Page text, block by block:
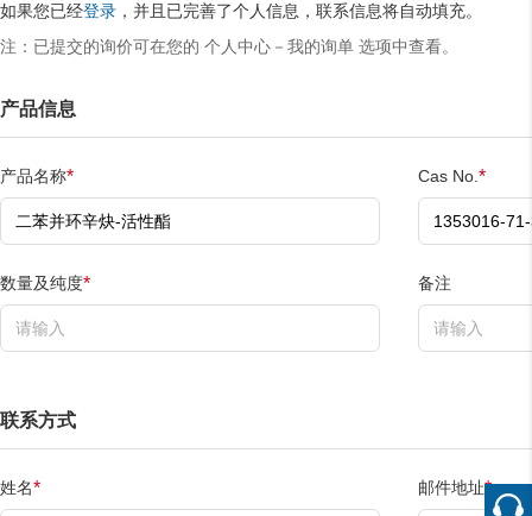
如果您已经登录 ，并且已完善了个人信息，联系信息将自动填充。
注：已提交的询价可在您的 个人中心－我的询单 选项中查看。
产品信息
产品名称* Cas No. *
数量及纯度* 备注
联系方式
姓名* 邮件地址*